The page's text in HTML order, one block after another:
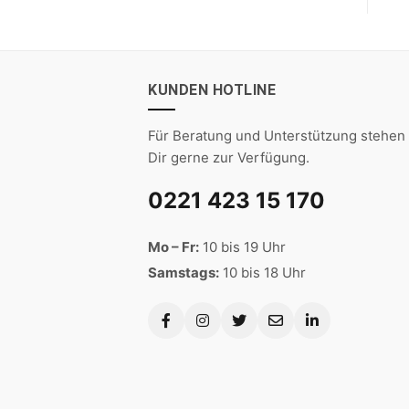
KUNDEN HOTLINE
Für Beratung und Unterstützung
Dir gerne zur Verfügung.
0221 423 15 170
Mo – Fr: 10 bis 19 Uhr
Samstags: 10 bis 18 Uhr